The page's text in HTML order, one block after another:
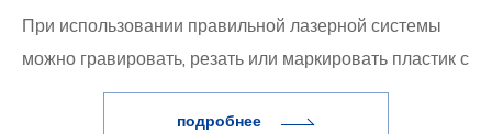
При использовании правильной лазерной системы
можно гравировать, резать или маркировать пластик с
высокой точностью и долговечностью, не повреждая
подробнее